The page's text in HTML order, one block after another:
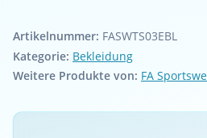
Artikelnummer: FASWTS03EBL
Kategorie: Bekleidung
Weitere Produkte von: FA